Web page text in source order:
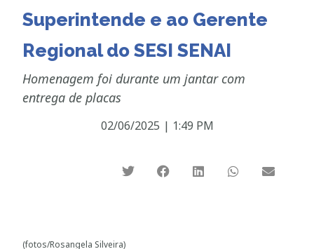
Superintende e ao Gerente
Regional do SESI SENAI
Homenagem foi durante um jantar com
entrega de placas
02/06/2025 | 1:49 PM
(fotos/Rosangela Silveira)